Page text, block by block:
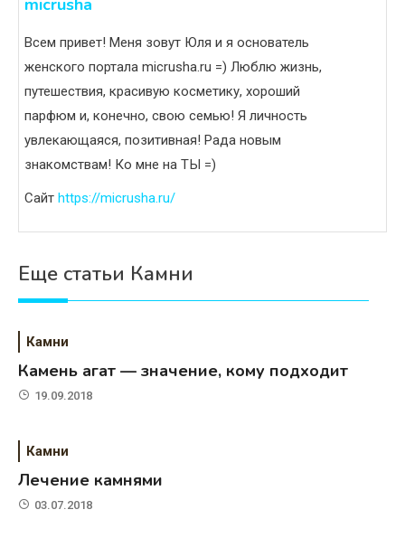
Всем привет! Меня зовут Юля и я основатель
женского портала micrusha.ru =) Люблю жизнь,
путешествия, красивую косметику, хороший
парфюм и, конечно, свою семью! Я личность
увлекающаяся, позитивная! Рада новым
знакомствам! Ко мне на ТЫ =)
Сайт https://micrusha.ru/
Еще статьи Камни
Камни
Камень агат — значение, кому подходит
19.09.2018
Камни
Лечение камнями
03.07.2018